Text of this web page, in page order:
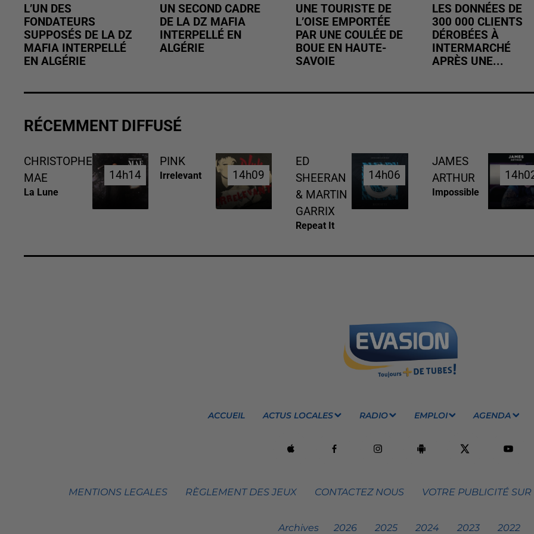
L’UN DES
FONDATEURS
SUPPOSÉS DE LA DZ
MAFIA INTERPELLÉ
EN ALGÉRIE
UN SECOND CADRE
DE LA DZ MAFIA
INTERPELLÉ EN
ALGÉRIE
UNE TOURISTE DE
L’OISE EMPORTÉE
PAR UNE COULÉE DE
BOUE EN HAUTE-
SAVOIE
LES DONNÉES DE
300 000 CLIENTS
DÉROBÉES À
INTERMARCHÉ
APRÈS UNE...
RÉCEMMENT DIFFUSÉ
CHRISTOPHE
MAE
La Lune
14h14
14h14
PINK
Irrelevant 14h09
14h09
ED
SHEERAN
& MARTIN
GARRIX
Repeat It
14h06
14h06
JAMES
ARTHUR
Impossible
ACCUEIL ACTUS LOCALES RADIO EMPLOI AGENDA
MENTIONS LEGALES RÈGLEMENT DES JEUX CONTACTEZ NOUS VOTRE PUBLICITÉ
Archives 2026 2025 2024 2023 2022